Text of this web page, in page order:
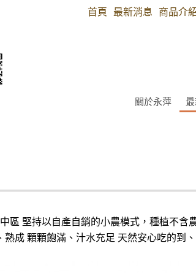
首頁 最新消息 商品介
關於永萍
區 堅持以自產自銷的小農模式，種植不
成 顆顆飽滿、汁水充足 天然安心吃的到